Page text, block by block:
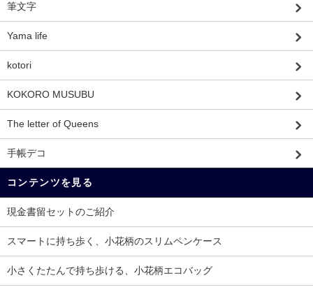
筆文字
Yama life
kotori
KOKORO MUSUBU
The letter of Queens
手帳デコ
コンテンツを見る
現金書留セットのご紹介
スマートに持ち歩く、小花柄のスリムペンケース
小さくたたんで持ち歩ける、小花柄エコバッグ